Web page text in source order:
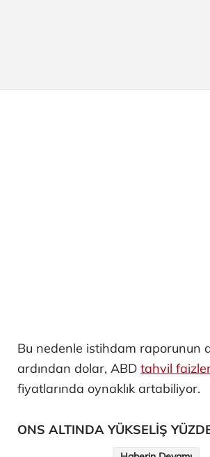
Bu nedenle istihdam raporunun
ardından dolar, ABD tahvil
fiyatlarında oynaklık artabiliyor.
ONS ALTINDA YÜKSELİŞ